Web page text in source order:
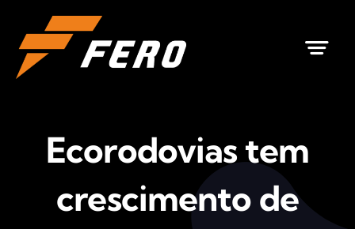
para
conteúdo
Ecorodovias tem
crescimento de